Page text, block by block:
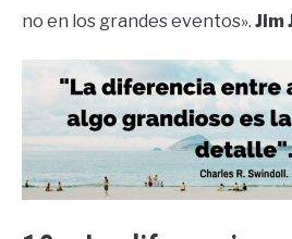
no en los grandes eventos». Jim